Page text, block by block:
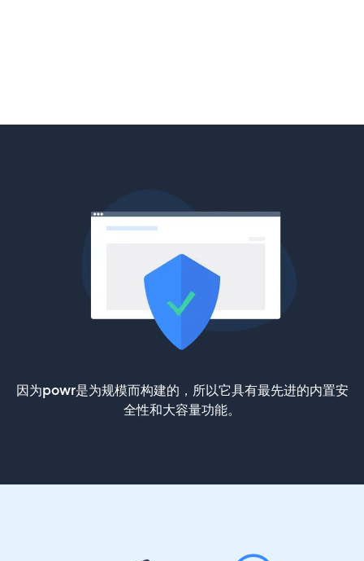
因为powr是为规模而构建的，所以它具有最先进的内置安
全性和大容量功能。